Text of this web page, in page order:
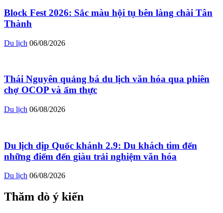
Block Fest 2026: Sắc màu hội tụ bên làng chài Tân
Thành
Du lịch 06/08/2026
Thái Nguyên quảng bá du lịch văn hóa qua phiên
chợ OCOP và ẩm thực
Du lịch 06/08/2026
Du lịch dịp Quốc khánh 2.9: Du khách tìm đến
những điểm đến giàu trải nghiệm văn hóa
Du lịch 06/08/2026
Thăm dò ý kiến